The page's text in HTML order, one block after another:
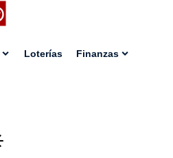
Loterías Finanzas